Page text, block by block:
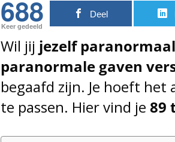
688
Keer gedeeld
Deel
Wil jij jezelf
paranormale gaven
begaafd zijn. Je hoeft
te passen. Hier vind je 89